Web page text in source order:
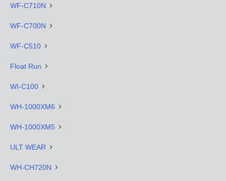
WF-C710N
WF-C700N
WF-C510
Float Run
WI-C100
WH-1000XM6
WH-1000XM5
ULT WEAR
WH-CH720N